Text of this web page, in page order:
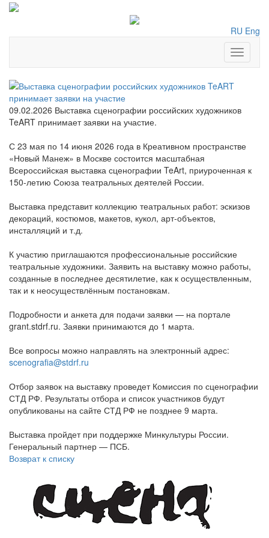
RU Eng
Toggle
09.02.2026 Выставка сценографии российских художников
TeART принимает заявки на участие.
С 23 мая по 14 июня 2026 года в Креативном пространстве
«Новый Манеж» в Москве состоится масштабная
Всероссийская выставка сценографии TeArt, приуроченная к
150-летию Союза театральных деятелей России.
Выставка представит коллекцию театральных работ: эскизов
декораций, костюмов, макетов, кукол, арт-объектов,
инсталляций и т.д.
К участию приглашаются профессиональные российские
театральные художники. Заявить на выставку можно работы,
созданные в последнее десятилетие, как к осуществленным,
так и к неосуществлённым постановкам.
Подробности и анкета для подачи заявки — на портале
grant.stdrf.ru. Заявки принимаются до 1 марта.
Все вопросы можно направлять на электронный адрес:
scenografia@stdrf.ru
Отбор заявок на выставку проведет Комиссия по сценографии
СТД РФ. Результаты отбора и список участников будут
опубликованы на сайте СТД РФ не позднее 9 марта.
Выставка пройдет при поддержке Минкультуры России.
Генеральный партнер — ПСБ.
Возврат к списку